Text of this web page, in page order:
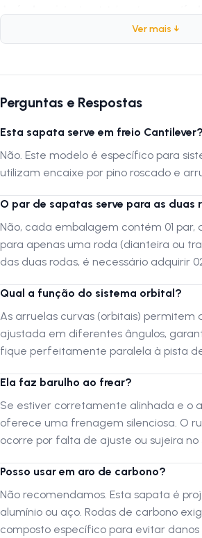
sistemas de freio V-Brake do mercado.
Marca:
Peso:
Tamanho da Sapata: 70mm
Encaixe da Sapata:
Orbital (com arruelas de
Tamanho do Pino:
22mm
Conteúdo:1 Par de Sapatas (para uma
Por que comprar este
benefício para a manutenção da sua
para encostar por igual no aro, o que previne
aumenta a vida útil da peça. Sendolevee
resistente, ela mantém sua performance
maior tranquilidade do ciclista.
FAQ — Perguntas
R:Não. Este modelo é específico para
2. O par de sapatas serve para as duas
R:Não, cada embalagem contém 01 par, que
Ver mais ↓
Perguntas e Respostas
Esta sapata serve em freio Cantilever?
Não. Este modelo é específico para
utilizam encaixe por pino roscado e
O par de sapatas serve para as duas
Não, cada embalagem contém 01 par,
para apenas uma roda (dianteira ou
das duas rodas, é necessário adquirir
Qual a função do sistema orbital?
As arruelas curvas (orbitais) permitem
ajustada em diferentes ângulos,
fique perfeitamente paralela à pista
Ela faz barulho ao frear?
Se estiver corretamente alinhada e o
oferece uma frenagem silenciosa. O
ocorre por falta de ajuste ou sujeira no
Posso usar em aro de carbono?
Não recomendamos. Esta sapata é
alumínio ou aço. Rodas de carbono
composto específico para evitar